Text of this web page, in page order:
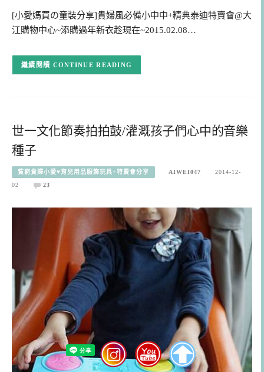
[小愛媽買の童裝分享]貴婦風必備小中中+精典泰迪特賣會@大
江購物中心~添購過年新衣趁現在~2015.02.08…
CONTINUE READING
世一文化節奏拍拍鼓/灌溉孩子們心中的音樂
種子
貧窮貴婦小愛♥育兒用品服飾玩具+特賣會分享 AIWEI047
2014-12-
02
23